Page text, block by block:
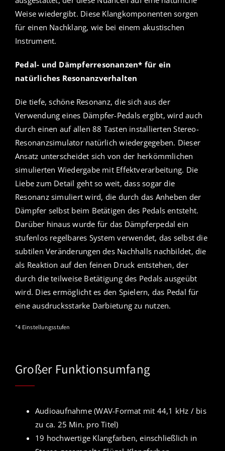
Weise wiedergibt. Diese Klangkomponenten sorgen
für einen Nachklang, wie bei einem akustischen
Instrument.
Pedal- und Dämpferresonanzen* für ein
natürliches Resonanzverhalten
Die tiefe, schöne Resonanz, die sich aus der
Verwendung eines Dämpfer-Pedals ergibt, wird auch
durch einen auf allen 88 Tasten installierten Stereo-
Resonanzsimulator natürlich wiedergegeben. Dieser
Ansatz unterscheidet sich von der herkömmlichen
simulierten Wiedergabe mit Effektverarbeitung. Die
Liebe zum Detail geht so weit, dass sogar die
Resonanz simuliert wird, die durch das Anheben der
Dämpfer selbst beim Betätigen des Pedals entsteht.
Darüber hinaus wurde für das Dämpferpedal ein
stufenlos regelbares System verwendet, das selbst die
subtilen Veränderungen des Nachhalls nachbildet, die
als Reaktion auf den feinen Druck entstehen, der
durch die teilweise Betätigung des Pedals ausgeübt
wird. Dies ermöglicht es den Spielern, das Pedal für
eine ausdrucksstarke Darbietung zu nutzen.
*4 Einstellungsstufen
Großer Funktionsumfang
Audioaufnahme (WAV-Format mit 44,1 kHz / bis
zu ca. 25 Min. pro Titel)
19 hochwertige Klangfarben, einschließlich in